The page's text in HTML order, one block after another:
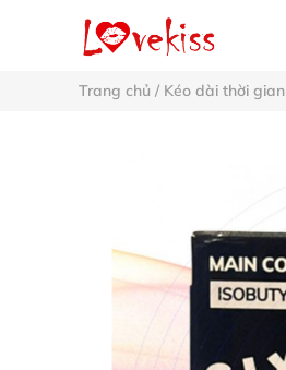
Trang chủ / Kéo dài thời gian